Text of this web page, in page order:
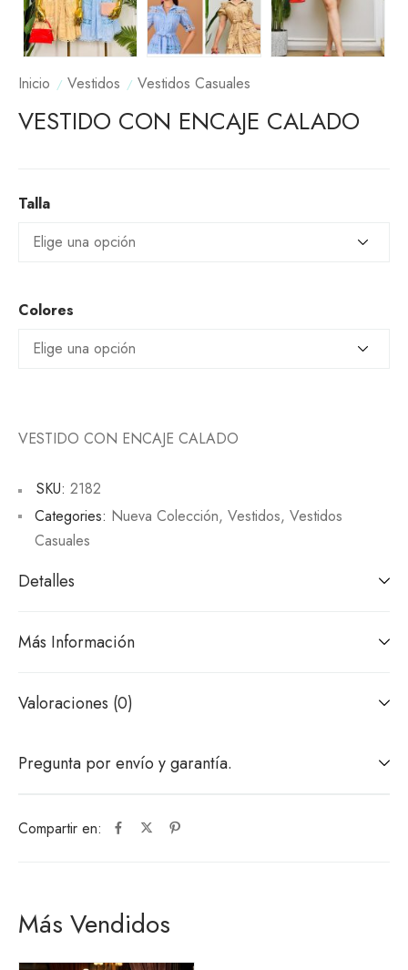
Inicio Vestidos Vestidos Casuales
VESTIDO CON ENCAJE CALADO
Talla
Colores
VESTIDO CON ENCAJE CALADO
Compartir en:
SKU: 2182
Categories: Nueva Colección, Vestidos, Vestidos
Casuales
Detalles
Más Información
Valoraciones (0)
Pregunta por envío y garantía.
Más Vendidos